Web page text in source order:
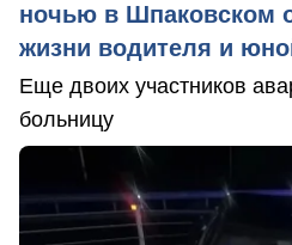
ночью в Шпаковском
жизни водителя и
Еще двоих участников
больницу